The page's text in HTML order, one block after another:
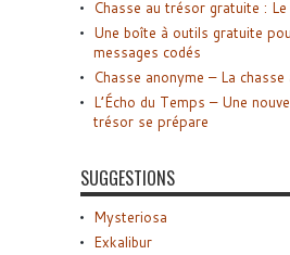
Chasse au trésor gratuite :
Une boîte à outils gratuite
messages codés
Chasse anonyme – La
L’Écho du Temps – Une
trésor se prépare
SUGGESTIONS
Mysteriosa
Exkalibur